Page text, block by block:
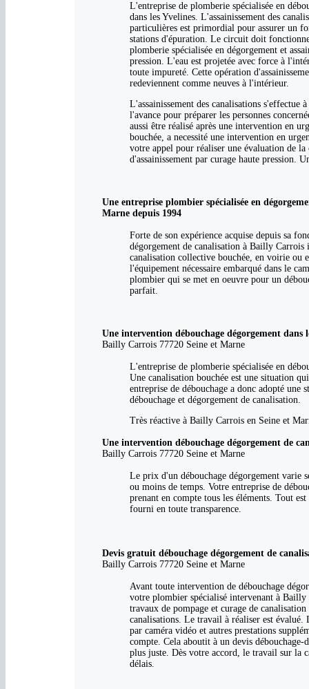
L'entreprise de plomberie spécialisée en
dans les Yvelines. L'assainissement des
particulières est primordial pour assurer un
stations d'épuration. Le circuit doit
plomberie spécialisée en dégorgement et
pression. L'eau est projetée avec force à
toute impureté. Cette opération
redeviennent comme neuves à l'intérieur.
L'assainissement des canalisations
l'avance pour préparer les personnes
aussi être réalisé après une intervention en
bouchée, a necessité une intervention en
votre appel pour réaliser une évaluation de
d'assainissement par curage haute pression.
Une entreprise plombier spécialisée en
Marne depuis 1994
Forte de son expérience acquise depuis sa
dégorgement de canalisation à Bailly
canalisation collective bouchée, en voirie ou
l'équipement nécessaire embarqué dans le
plombier qui se met en oeuvre pour un
parfait.
Une intervention débouchage dégorgement dans
Bailly Carrois 77720 Seine et Marne
L'entreprise de plomberie spécialisée en
Une canalisation bouchée est une situation
entreprise de débouchage a donc adopté
débouchage et dégorgement de canalisation.
Très réactive à Bailly Carrois en Seine et
Une intervention débouchage dégorgement de
Bailly Carrois 77720 Seine et Marne
Le prix d'un débouchage dégorgement varie
ou moins de temps. Votre entreprise de
prenant en compte tous les éléments. Tout
fourni en toute transparence.
Devis gratuit débouchage dégorgement de
Bailly Carrois 77720 Seine et Marne
Avant toute intervention de débouchage
votre plombier spécialisé intervenant à Bailly
travaux de pompage et curage de
canalisations. Le travail à réaliser est évalué.
par caméra vidéo et autres prestations
compte. Cela aboutit à un devis
plus juste. Dès votre accord, le travail sur la
délais.